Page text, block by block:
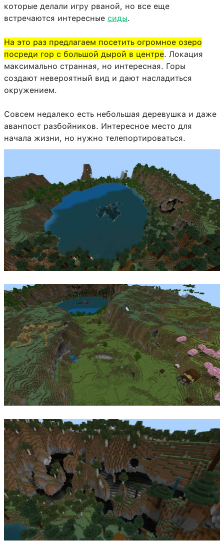
которые делали игру рваной, но все еще
встречаются интересные сиды.
На это раз предлагаем посетить огромное озеро
посреди гор с большой дырой в центре. Локация
максимально странная, но интересная. Горы
создают невероятный вид и дают насладиться
окружением.
Совсем недалеко есть небольшая деревушка и даже
аванпост разбойников. Интересное место для
начала жизни, но нужно телепортироваться.